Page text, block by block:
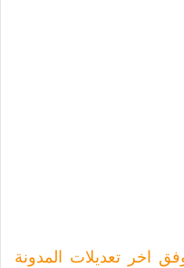
اخر تعديلات المدونة